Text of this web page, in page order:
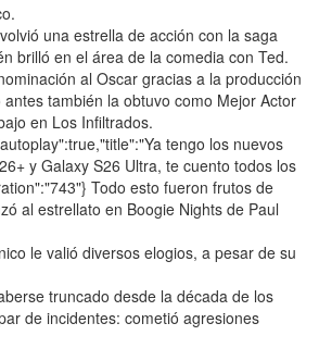
una estrella de acción con la saga
brilló en el área de la comedia con Ted.
al Oscar gracias a la producción
también la obtuvo como Mejor Actor
en Los Infiltrados.
tengo los nuevos
y Galaxy S26 Ultra, te cuento todos los
Todo esto fueron frutos de
al estrellato en Boogie Nights de Paul
le valió diversos elogios, a pesar de su
truncado desde la década de los
de incidentes: cometió agresiones